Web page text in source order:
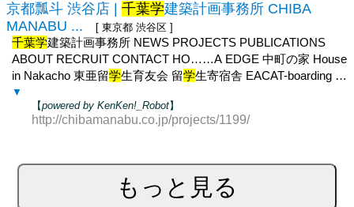
京都瓢斗 渋谷店 | 千葉学建築計画事務所 CHIBA
MANABU ...
[ 東京都 渋谷区 ]
千葉学建築計画事務所 NEWS PROJECTS PUBLICATIONS
ABOUT RECRUIT CONTACT HO……A EDGE 中町の家 House
in Nakacho 東亜留学生育友会 留学生寄宿舎 EACAT-boarding …
▼
【powered by KenKen!_Robot】
http://chibamanabu.co.jp/projects/1199/
もっと見る